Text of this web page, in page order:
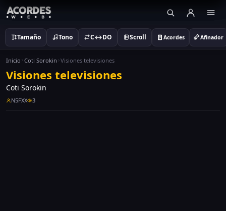
Tamaño Tono C↔DO Scroll Acordes Afinador
Inicio Coti Sorokin Visiones televisiones
Visiones televisiones
Coti Sorokin
N5FXX 3